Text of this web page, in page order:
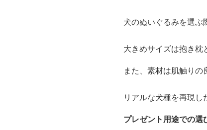
犬のぬいぐるみを選ぶ
大きめサイズは抱き枕
また、素材は肌触りの
リアルな犬種を再現し
プレゼント用途での選